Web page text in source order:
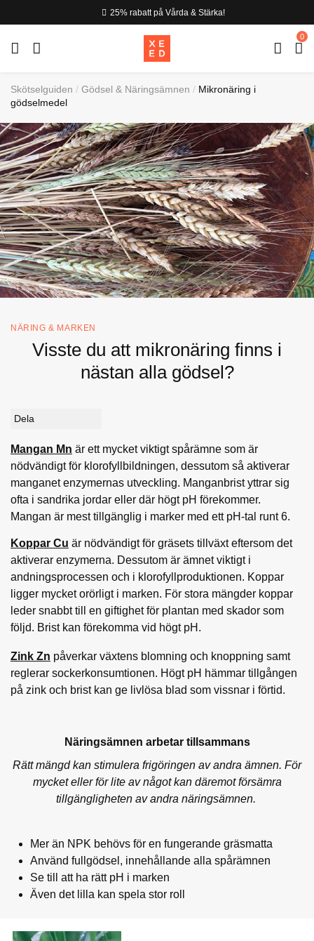
25% rabatt på Vårda & Stärka!
0
Skötselguiden Gödsel & Näringsämnen
Mikronäring i
gödselmedel
NÄRING & MARKEN
Visste du att mikronäring finns i
nästan alla gödsel?
Dela
Mangan Mn är ett mycket viktigt spårämne som är
nödvändigt för klorofyllbildningen, dessutom så aktiverar
manganet enzymernas utveckling. Manganbrist yttrar sig
ofta i sandrika jordar eller där högt pH förekommer.
Mangan är mest tillgänglig i marker med ett pH-tal runt 6.
Koppar Cu är nödvändigt för gräsets tillväxt eftersom det
aktiverar enzymerna. Dessutom är ämnet viktigt i
andningsprocessen och i klorofyllproduktionen. Koppar
ligger mycket orörligt i marken. För stora mängder koppar
leder snabbt till en giftighet för plantan med skador som
följd. Brist kan förekomma vid högt pH.
Zink Zn påverkar växtens blomning och knoppning samt
reglerar sockerkonsumtionen. Högt pH hämmar tillgången
på zink och brist kan ge livlösa blad som vissnar i förtid.
Näringsämnen arbetar tillsammans
Rätt mängd kan stimulera frigöringen av andra ämnen. För
mycket eller för lite av något kan däremot försämra
tillgängligheten av andra näringsämnen.
Mer än NPK behövs för en fungerande gräsmatta
Använd fullgödsel, innehållande alla spårämnen
Se till att ha rätt pH i marken
Även det lilla kan spela stor roll